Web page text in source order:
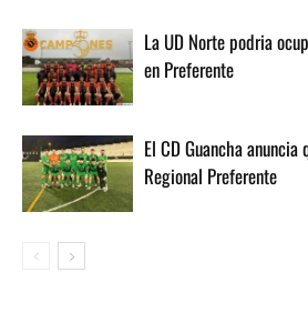
La UD Norte podria
en Preferente
El CD Guancha
Regional Preferente